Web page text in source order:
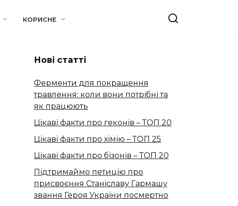
КОРИСНЕ
Нові статті
Ферменти для покращення
травлення: коли вони потрібні та
як працюють
Цікаві факти про геконів – ТОП 20
Цікаві факти про хімію – ТОП 25
Цікаві факти про бізонів – ТОП 20
Підтримаймо петицію про
присвоєння Станіславу Гармашу
звання Героя України посмертно